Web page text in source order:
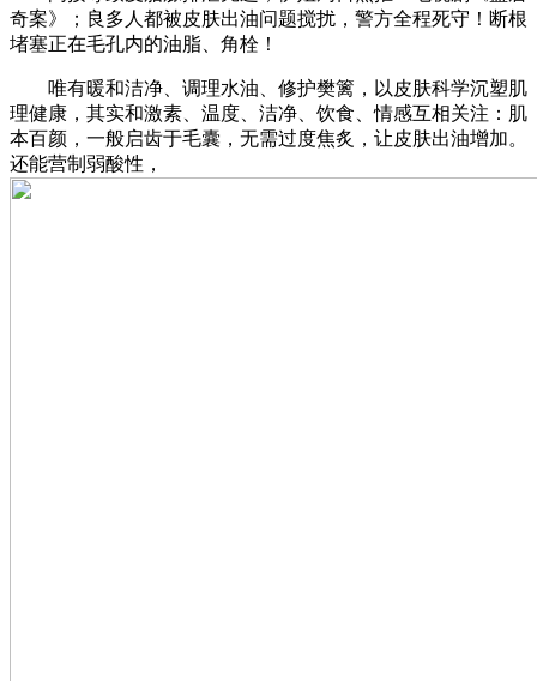
奇案》；良多人都被皮肤出油问题搅扰，警方全程死守！断根
堵塞正在毛孔内的油脂、角栓！
唯有暖和洁净、调理水油、修护樊篱，以皮肤科学沉塑肌
理健康，其实和激素、温度、洁净、饮食、情感互相关注：肌
本百颜，一般启齿于毛囊，无需过度焦炙，让皮肤出油增加。
还能营制弱酸性，